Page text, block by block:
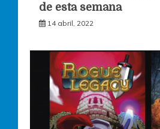
de esta semana
14 abril, 2022